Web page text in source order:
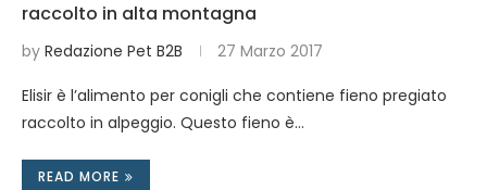
raccolto in alta montagna
by Redazione Pet B2B 27 Marzo 2017
Elisir è l’alimento per conigli che contiene fieno pregiato
raccolto in alpeggio. Questo fieno è…
READ MORE